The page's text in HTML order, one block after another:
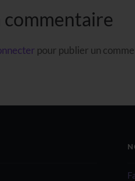
commentaire
pour publier un